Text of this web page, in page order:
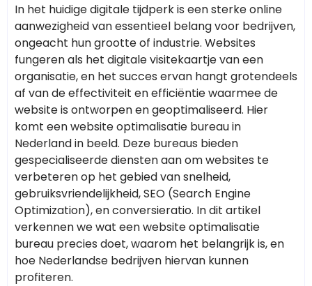
In het huidige digitale tijdperk is een sterke online
aanwezigheid van essentieel belang voor bedrijven,
ongeacht hun grootte of industrie. Websites
fungeren als het digitale visitekaartje van een
organisatie, en het succes ervan hangt grotendeels
af van de effectiviteit en efficiëntie waarmee de
website is ontworpen en geoptimaliseerd. Hier
komt een website optimalisatie bureau in
Nederland in beeld. Deze bureaus bieden
gespecialiseerde diensten aan om websites te
verbeteren op het gebied van snelheid,
gebruiksvriendelijkheid, SEO (Search Engine
Optimization), en conversieratio. In dit artikel
verkennen we wat een website optimalisatie
bureau precies doet, waarom het belangrijk is, en
hoe Nederlandse bedrijven hiervan kunnen
profiteren.